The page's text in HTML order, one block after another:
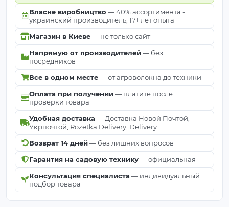
Власне виробництво — 40% ассортимента -
украинский производитель, 17+ лет опыта
Магазин в Киеве— не только сайт
Напрямую от производителей— без
посредников
Все в одном месте— от агроволокна до техники
Оплата при получении— платите после
проверки товара
Удобная доставка — Доставка Новой Почтой,
Укрпочтой, Rozetka Delivery, Delivery
Возврат 14 дней— без лишних вопросов
Гарантия на садовую технику— официальная
Консультация специалиста — индивидуальный
подбор товара